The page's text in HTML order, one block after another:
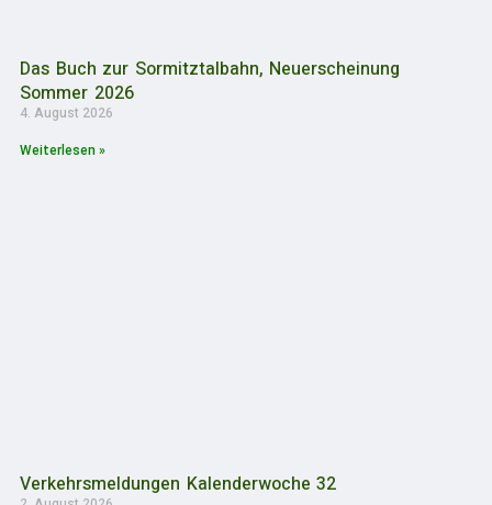
Das Buch zur Sormitztalbahn, Neuerscheinung
Sommer 2026
4. August 2026
Weiterlesen »
Verkehrsmeldungen Kalenderwoche 32